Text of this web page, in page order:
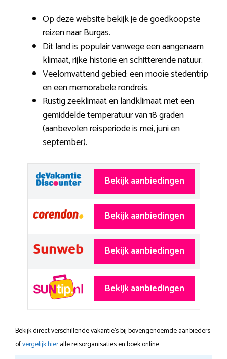
Op deze website bekijk je de goedkoopste
reizen naar Burgas.
Dit land is populair vanwege een aangenaam
klimaat, rijke historie en schitterende natuur.
Veelomvattend gebied: een mooie stedentrip
en een memorabele rondreis.
Rustig zeeklimaat en landklimaat met een
gemiddelde temperatuur van 18 graden
(aanbevolen reisperiode is mei, juni en
september).
Bekijk aanbiedingen
Bekijk aanbiedingen
Bekijk aanbiedingen
Bekijk aanbiedingen
Bekijk direct verschillende vakantie's bij bovengenoemde aanbieders
ofvergelijk hieralle reisorganisaties en boek online.